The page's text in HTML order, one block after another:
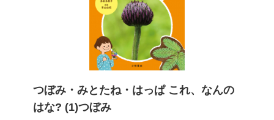
つぼみ・みとたね・はっぱ これ、なんの
はな? (1)つぼみ